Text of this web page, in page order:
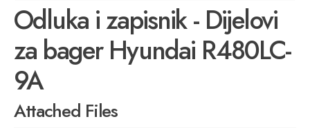
Odluka i zapisnik - Dijelovi
za bager Hyundai R480LC-
9A
Attached Files